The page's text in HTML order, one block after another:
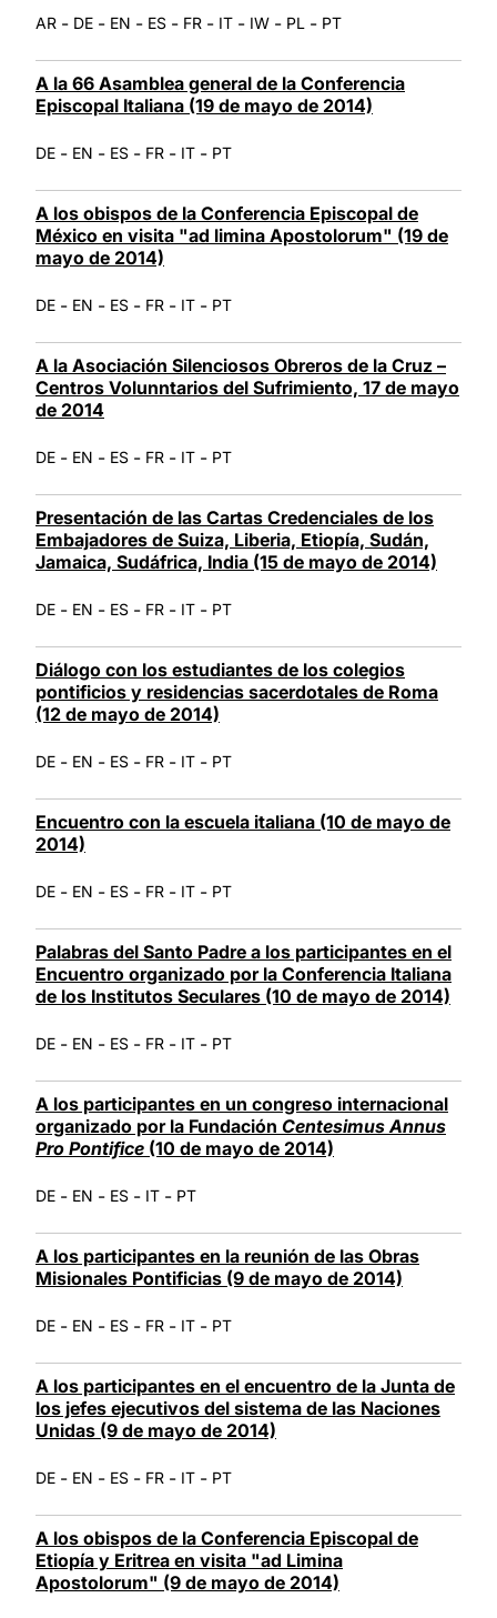
AR - DE - EN - ES - FR - IT - IW - PL - PT
A la 66 Asamblea general de la Conferencia
Episcopal Italiana (19 de mayo de 2014)
DE - EN - ES - FR - IT - PT
A los obispos de la Conferencia Episcopal de
México en visita "ad limina Apostolorum" (19 de
mayo de 2014)
DE - EN - ES - FR - IT - PT
A la Asociación Silenciosos Obreros de la Cruz –
Centros Volunntarios del Sufrimiento, 17 de mayo
de 2014
DE - EN - ES - FR - IT - PT
Presentación de las Cartas Credenciales de los
Embajadores de Suiza, Liberia, Etiopía, Sudán,
Jamaica, Sudáfrica, India (15 de mayo de 2014)
DE - EN - ES - FR - IT - PT
Diálogo con los estudiantes de los colegios
pontificios y residencias sacerdotales de Roma
(12 de mayo de 2014)
DE - EN - ES - FR - IT - PT
Encuentro con la escuela italiana (10 de mayo de
2014)
DE - EN - ES - FR - IT - PT
Palabras del Santo Padre a los participantes en el
Encuentro organizado por la Conferencia Italiana
de los Institutos Seculares (10 de mayo de 2014)
DE - EN - ES - FR - IT - PT
A los participantes en un congreso internacional
organizado por la Fundación Centesimus Annus
Pro Pontifice (10 de mayo de 2014)
DE - EN - ES - IT - PT
A los participantes en la reunión de las Obras
Misionales Pontificias (9 de mayo de 2014)
DE - EN - ES - FR - IT - PT
A los participantes en el encuentro de la Junta de
los jefes ejecutivos del sistema de las Naciones
Unidas (9 de mayo de 2014)
DE - EN - ES - FR - IT - PT
A los obispos de la Conferencia Episcopal de
Etiopía y Eritrea en visita "ad Limina
Apostolorum" (9 de mayo de 2014)